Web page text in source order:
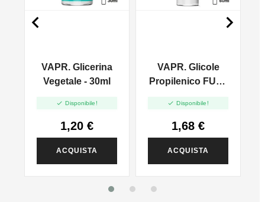
VAPR. Glicerina
Vegetale - 30ml
 Disponibile!
1,20 €
ACQUISTA
VAPR. Glicole
Propilenico FULL
 Disponibile!
1,68 €
ACQUISTA
 